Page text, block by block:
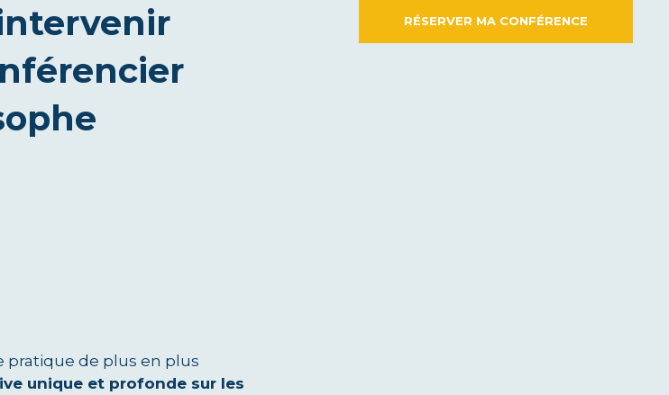
RÉSERVER MA CONFÉRENCE
pratique de plus en plus
unique et profonde sur les